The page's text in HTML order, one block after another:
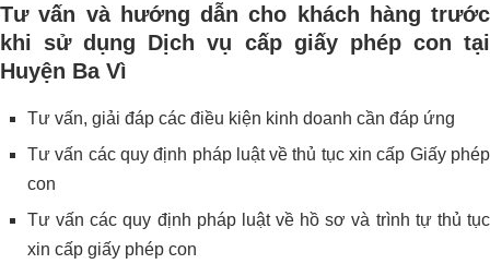
Tư vấn và hướng dẫn cho khách hàng trước
khi sử dụng Dịch vụ cấp giấy phép con tại
Huyện Ba Vì
Tư vấn, giải đáp các điều kiện kinh doanh cần đáp ứng
Tư vấn các quy định pháp luật về thủ tục xin cấp Giấy phép
con
Tư vấn các quy định pháp luật về hồ sơ và trình tự thủ tục
xin cấp giấy phép con